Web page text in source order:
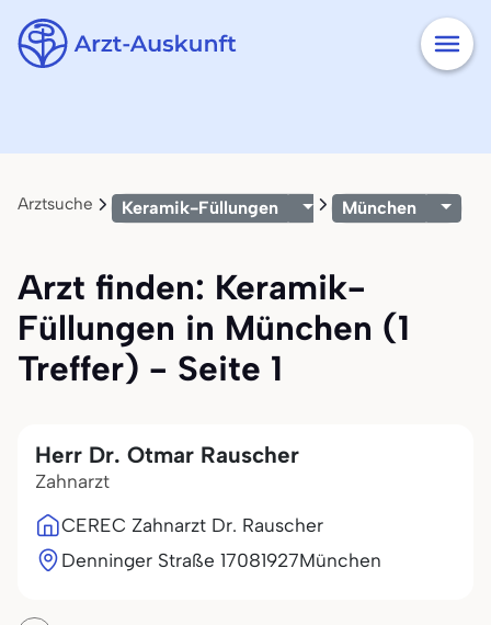
Arztsuche Keramik-Füllungen München
Arzt finden: Keramik-
Füllungen in München (1
Treffer) - Seite 1
Herr Dr. Otmar Rauscher
Zahnarzt
CEREC Zahnarzt Dr. Rauscher
Denninger Straße 17081927München